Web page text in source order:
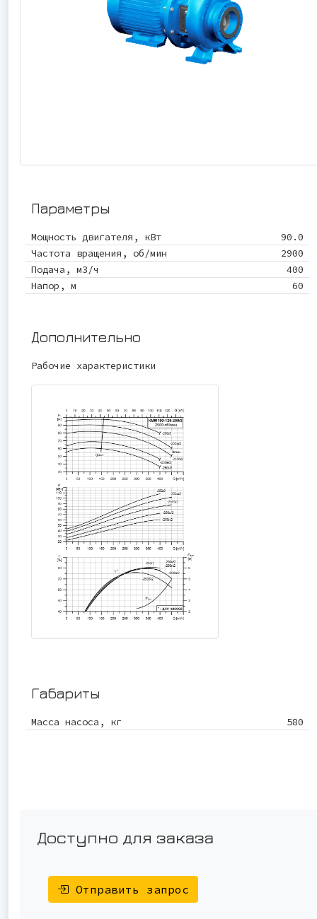
Параметры
Мощность двигателя, кВт
90.0
Частота вращения, об/мин
2900
Подача, м3/ч
400
Напор, м
60
Дополнительно
Рабочие характеристики
Габариты
Масса насоса, кг 580
Доступно для заказа
Отправить запрос